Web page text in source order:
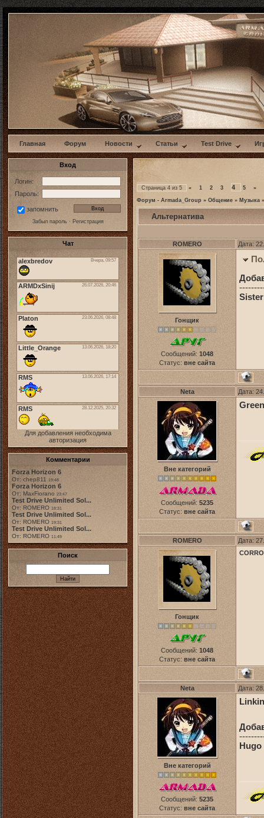
w
Главная Форум Новости Статьи Test Drive
Вход
Логин:
Пароль:
запомнить
Забыл пароль· Регистрация
Чат
Для добавления необходима
авторизация
Комментарии
Forza Horizon 6
От: chep811 19:48
Forza Horizon 6
От: MaxFiorano 23:47
Test Drive Unlimited Sol...
От: ROMERO 18:31
Test Drive Unlimited Sol...
От: ROMERO 19:31
Test Drive Unlimited Sol...
От: ROMERO 11:49
Поиск
Страница 4 из 5 « 1 2 3 4 5 »
Форум - Armada_Group » Общение » Музыка »
Альтернатива
ROMERO Дата:
Гонщик
Сообщений: 1048
Статус: вне сайта
Neta Дата:
Вне категорий
Сообщений: 5235
Статус: вне сайта
ROMERO Дата:
Гонщик
Сообщений: 1048
Статус: вне сайта
Neta Дата:
Вне категорий
Сообщений: 5235
Статус: вне сайта